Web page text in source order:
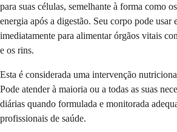
para suas células, semelhante à forma como
energia após a digestão. Seu corpo pode usar
imediatamente para alimentar órgãos vitais
e os rins.
Esta é considerada uma intervenção
Pode atender à maioria ou a todas as suas
diárias quando formulada e monitorada
profissionais de saúde.